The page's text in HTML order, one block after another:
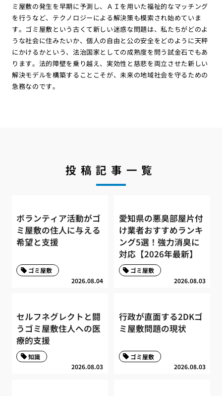
ミ屋敷の発生を早期に予測し、ＡＩを用いた福祉的なマッチング
を行うなど、テクノロジーによる解決策も模索され始めていま
す。ゴミ屋敷という古くて新しい迷惑な問題は、私たちがどのよ
うな社会に住みたいか、個人の自由と公の安全をどのように天秤
にかけるかという、法治国家としての成熟度を問う試金石でもあ
ります。法的障壁を乗り越え、実効性と慈悲を両立させた新しい
解決モデルを構築することこそが、未来の地域社会を守るための
急務なのです。
投稿記事一覧
ボランティア活動がゴ
ミ屋敷の住人に与える
希望と支援
2026.08.04
ゴミ屋敷
愛知県の悪臭部屋片付
け業者おすすめランキ
ング5選！強力消臭に
対応【2026年最新】
2026.08.03
ゴミ屋敷
セルフネグレクトと闘
うゴミ屋敷住人への医
療的支援
2026.08.03
知識
行政が直面する2DKゴ
ミ屋敷問題の現状
2026.08.03
ゴミ屋敷